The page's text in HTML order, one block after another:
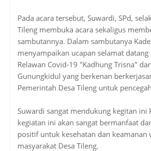
Pada acara tersebut, Suwardi, SPd,
Tileng membuka acara sekaligus
sambutannya. Dalam sambutanya
menyampaikan ucapan selamat datang
Relawan Covid-19 "Kadhung Trisna"
Gunungkidul yang berkenan
Pemerintah Desa Tileng untuk
Suwardi sangat mendukung kegitan ini
kegiatan ini akan sangat bermanfaat
positif untuk kesehatan dan keamanan
masyarakat Desa Tileng.